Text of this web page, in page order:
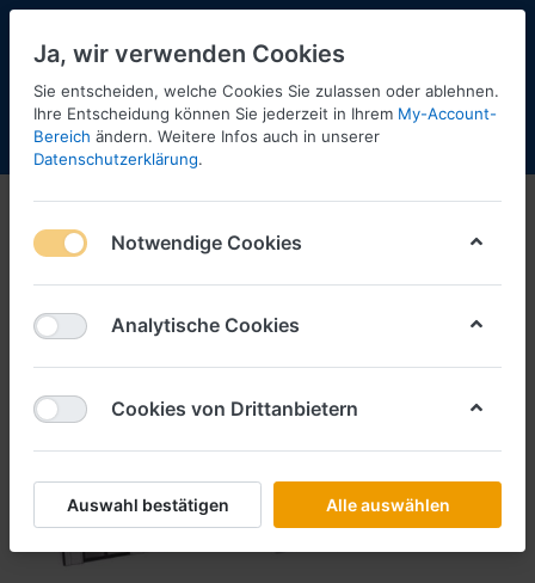
Menü Anmelden Shopaktualisierung
Ja, wir verwenden Cookies
Sie entscheiden, welche Cookies Sie zulassen oder ablehnen.
Ihre Entscheidung können Sie jederzeit in Ihrem My-Account-
Bereich ändern. Weitere Infos auch in unserer
Datenschutzerklärung.
Notwendige Cookies
Analytische Cookies
Cookies von Drittanbietern
Auswahl bestätigen Alle auswählen